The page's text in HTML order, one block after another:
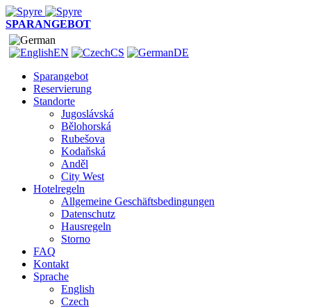
SPARANGEBOT
EN CS
DE
Sparangebot
Reservierung
Standorte
Jugoslávská
Bělohorská
Rubešova
Kodaňská
Anděl
City West
Hotelregeln
Allgemeine Geschäftsbedingungen
Datenschutz
Hausregeln
Storno
FAQ
Kontakt
Sprache
English
Czech